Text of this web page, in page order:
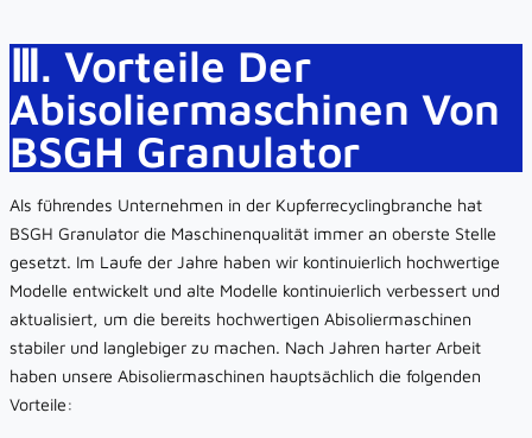
Ⅲ. Vorteile Der
Abisoliermaschinen Von
BSGH Granulator
Als führendes Unternehmen in der Kupferrecyclingbranche hat
BSGH Granulator die Maschinenqualität immer an oberste Stelle
gesetzt. Im Laufe der Jahre haben wir kontinuierlich hochwertige
Modelle entwickelt und alte Modelle kontinuierlich verbessert und
aktualisiert, um die bereits hochwertigen Abisoliermaschinen
stabiler und langlebiger zu machen. Nach Jahren harter Arbeit
haben unsere Abisoliermaschinen hauptsächlich die folgenden
Vorteile: